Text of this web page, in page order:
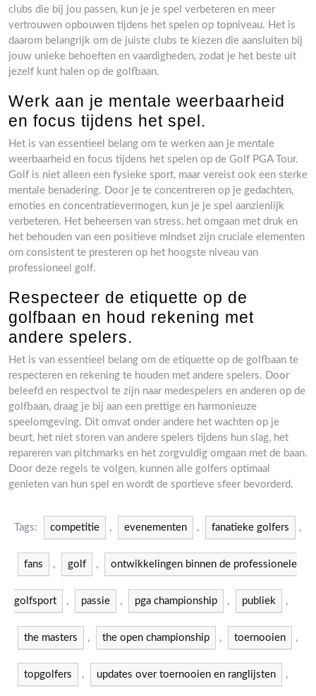
clubs die bij jou passen, kun je je spel verbeteren en meer
vertrouwen opbouwen tijdens het spelen op topniveau. Het is
daarom belangrijk om de juiste clubs te kiezen die aansluiten bij
jouw unieke behoeften en vaardigheden, zodat je het beste uit
jezelf kunt halen op de golfbaan.
Werk aan je mentale weerbaarheid
en focus tijdens het spel.
Het is van essentieel belang om te werken aan je mentale
weerbaarheid en focus tijdens het spelen op de Golf PGA Tour.
Golf is niet alleen een fysieke sport, maar vereist ook een sterke
mentale benadering. Door je te concentreren op je gedachten,
emoties en concentratievermogen, kun je je spel aanzienlijk
verbeteren. Het beheersen van stress, het omgaan met druk en
het behouden van een positieve mindset zijn cruciale elementen
om consistent te presteren op het hoogste niveau van
professioneel golf.
Respecteer de etiquette op de
golfbaan en houd rekening met
andere spelers.
Het is van essentieel belang om de etiquette op de golfbaan te
respecteren en rekening te houden met andere spelers. Door
beleefd en respectvol te zijn naar medespelers en anderen op de
golfbaan, draag je bij aan een prettige en harmonieuze
speelomgeving. Dit omvat onder andere het wachten op je
beurt, het niet storen van andere spelers tijdens hun slag, het
repareren van pitchmarks en het zorgvuldig omgaan met de baan.
Door deze regels te volgen, kunnen alle golfers optimaal
genieten van hun spel en wordt de sportieve sfeer bevorderd.
Tags: competitie , evenementen , fanatieke golfers ,
fans , golf , ontwikkelingen binnen de professionele
golfsport , passie , pga championship , publiek ,
the masters , the open championship , toernooien ,
topgolfers , updates over toernooien en ranglijsten ,